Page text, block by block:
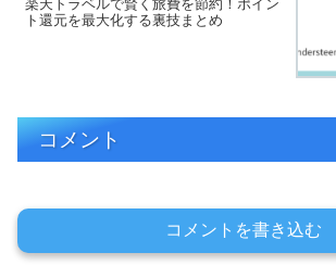
楽天トラベルで賢く旅費を節約！ポイン
ト還元を最大化する裏技まとめ
コメント
コメントを書き込む